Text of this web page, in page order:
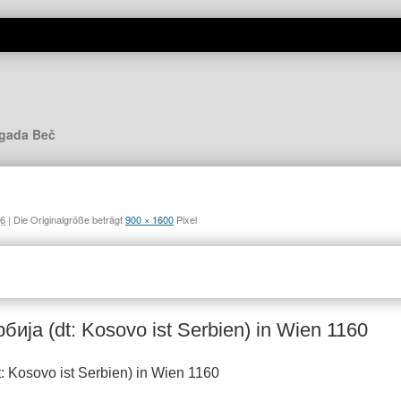
Beč
| Die Originalgröße beträgt900 × 1600 Pixel
(dt: Kosovo ist Serbien) in Wien 1160
Kosovo ist Serbien) in Wien 1160